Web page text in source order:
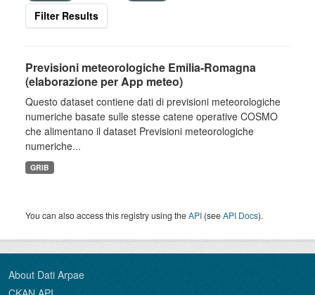
Filter Results
Previsioni meteorologiche Emilia-Romagna
(elaborazione per App meteo)
Questo dataset contiene dati di previsioni meteorologiche
numeriche basate sulle stesse catene operative COSMO
che alimentano il dataset Previsioni meteorologiche
numeriche...
GRIB
You can also access this registry using theAPI (seeAPI Docs).
About Dati Arpae